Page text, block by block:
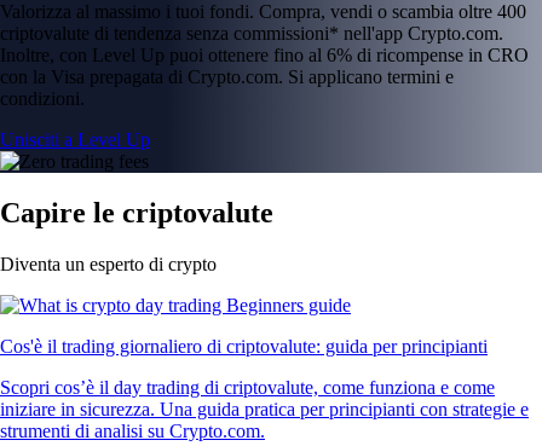
Valorizza al massimo i tuoi fondi. Compra, vendi o scambia oltre 400
criptovalute di tendenza senza commissioni* nell'app Crypto.com.
Inoltre, con Level Up puoi ottenere fino al 6% di ricompense in CRO
con la Visa prepagata di Crypto.com. Si applicano termini e
condizioni.
Unisciti a Level Up
Capire le criptovalute
Diventa un esperto di crypto
Cos'è il trading giornaliero di criptovalute: guida per principianti
Scopri cos’è il day trading di criptovalute, come funziona e come
iniziare in sicurezza. Una guida pratica per principianti con strategie e
strumenti di analisi su Crypto.com.